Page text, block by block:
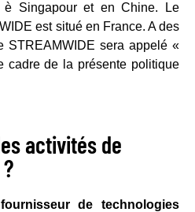
è Singapour et en Chine. Le
est situé en France. A des
STREAMWIDE sera appelé «
cadre de la présente politique
activités de
fournisseur de technologies